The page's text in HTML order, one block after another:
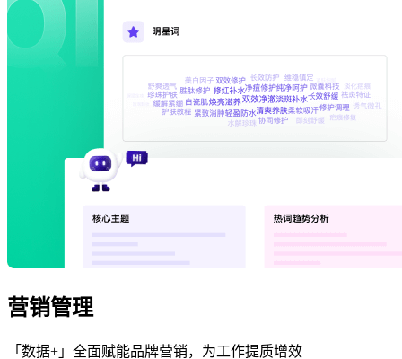
营销管理
「数据+」全面赋能品牌营销，为工作提质增效